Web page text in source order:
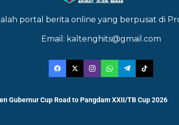
portal berita online yang berpusat di
Email: kaltenghits@gmail.com
Gubernur Cup Road to Pangdam XXII/TB Cup 2026